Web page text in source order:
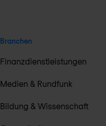
Branchen
Finanzdienstleistungen
Medien & Rundfunk
Bildung & Wissenschaft